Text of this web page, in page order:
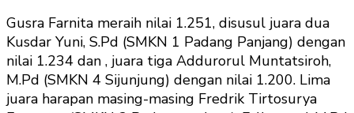
Gusra Farnita meraih nilai 1.251, disusul juara dua
Kusdar Yuni, S.Pd (SMKN 1 Padang Panjang) dengan
nilai 1.234 dan , juara tiga Addurorul Muntatsiroh,
M.Pd (SMKN 4 Sijunjung) dengan nilai 1.200. Lima
juara harapan masing-masing Fredrik Tirtosurya